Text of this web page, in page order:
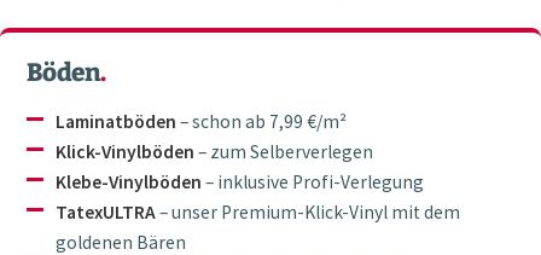
Böden.
Laminatböden – schon ab 7,99 €/m²
Klick-Vinylböden – zum Selberverlegen
Klebe-Vinylböden – inklusive Profi-Verlegung
TatexULTRA– unser Premium-Klick-Vinyl mit dem
goldenen Bären